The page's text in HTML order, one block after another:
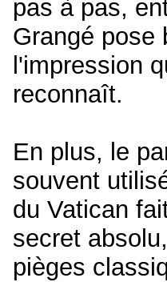
pas à pas,
Grangé pose
l'impression
reconnaît.
En plus, le
souvent
du Vatican
secret
pièges